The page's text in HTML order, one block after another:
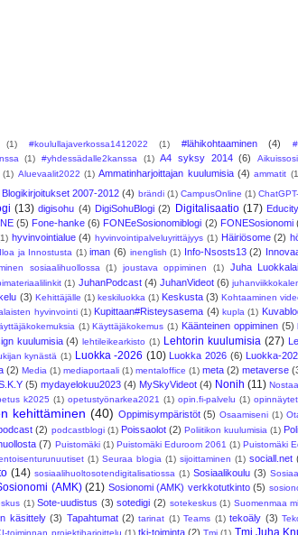
(1) #koulullajaverkossa1412022 (1) #lähikohtaaminen (4)
(1) #yhdessädalle2kanssa (1) A4 syksy 2014 (6)
(1) Aluevaalit2022 (1) Ammatinharjoittajan kuulumisia (4) ammatit
Blogikirjoitukset 2007-2012 (4) brändi (1) CampusOnline (1)
(13) digisohu (4) DigiSohuBlogi (2) Digitalisaatio (17) Educity
(5) Fone-hanke (6) FONEeSosionomiblogi (2) FONESosionomi
hyvinvointialue (4) hyvinvointipalveluyrittäjyys (1) Häiriösome (2)
Iloa ja Innostusta (1) iman (6) inenglish (1) Info-Nsosts13 (2)
sosiaalihuollossa (1) joustava oppiminen (1) Juha
(1) JuhanPodcast (4) JuhanVideot (6)
(3) Kehittäjälle (1) keskiluokka (1) Keskusta (3) Kohtaaminen
hyvinvointi (1) Kupittaan#Risteysasema (4) kupla (1)
(1) Käyttäjäkokemus (1) Käänteinen oppiminen (5)
kuulumisia (4) lehtileikearkisto (1) Lehtorin kuulumisia (27)
kynästä (1) Luokka -2026 (10) Luokka 2026 (6) Luokka-
(2) Media (1) mediaportaali (1) mentaloffice (1) meta (2) metaverse
(5) mydayelokuu2023 (4) MySkyVideot (4) Nonih (11)
k2025 (1) opetustyönarkea2021 (1) opin.fi-palvelu (1)
kehittäminen (40) Oppimisympäristöt (5) Osaamiseni (1)
(2) podcastblogi (1) Poissaolot (2) Poliitikon kuulumisia (1)
(7) Puistomäki (1) Puistomäki Eduroom 2061 (1) Puistomäki
(1) Seuraa blogia (1) sijoittaminen (1) sociall.net
(14) sosiaalihuoltosotendigitalisatiossa (1) Sosiaalikoulu (3)
(AMK) (21) Sosionomi (AMK) verkkotutkinto (5)
(1) Sote-uudistus (3) sotedigi (2) sotekeskus (1) Suomenmaa
käsittely (3) Tapahtumat (2) tarinat (1) Teams (1) tekoäly (3)
toiminnan projektiharjoittelu (1) tki-toiminta (2) Tmi (1) Tmi Juha